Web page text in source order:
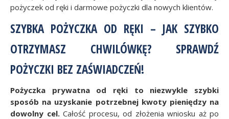
pożyczek od ręki i darmowe pożyczki dla nowych klientów.
SZYBKA POŻYCZKA OD RĘKI – JAK SZYBKO
OTRZYMASZ CHWILÓWKĘ? SPRAWDŹ
POŻYCZKI BEZ ZAŚWIADCZEŃ!
Pożyczka prywatna od ręki to niezwykle szybki
sposób na uzyskanie potrzebnej kwoty pieniędzy na
dowolny cel.Całość procesu, od złożenia wniosku aż po